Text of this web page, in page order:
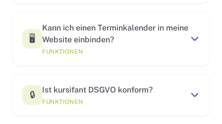
🖥️
Kann ich einen Terminkalender in meine
Website einbinden?
FUNKTIONEN
🔒 Ist kursifant DSGVO konform?
FUNKTIONEN